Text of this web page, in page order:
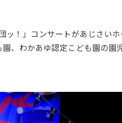
！」コンサートがあじさいホ
、わかあゆ認定こども園の園